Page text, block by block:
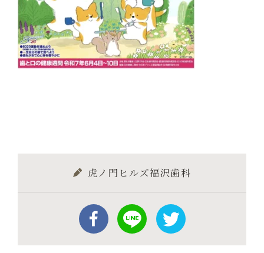
虎ノ門ヒルズ福沢歯科